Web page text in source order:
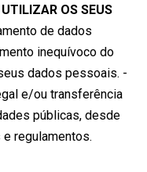
OS SEUS
de dados
inequívoco do
dados pessoais. -
e/ou transferência
públicas, desde
regulamentos.